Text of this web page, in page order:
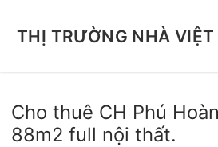
THỊ TRƯỜNG NHÀ VIỆT
Cho thuê CH Phú
88m2 full nội thất.